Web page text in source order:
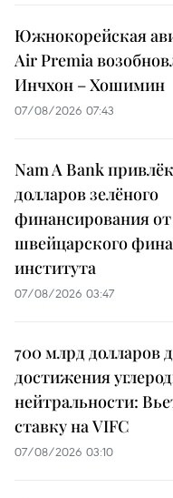
Южнокорейская
Air Premia
Инчхон – Хошимин
07/08/2026 07:43
Nam A Bank
долларов зелёного
финансирования от
швейцарского
института
07/08/2026 03:47
700 млрд долларов
достижения
нейтральности:
ставку на VIFC
07/08/2026 03:10